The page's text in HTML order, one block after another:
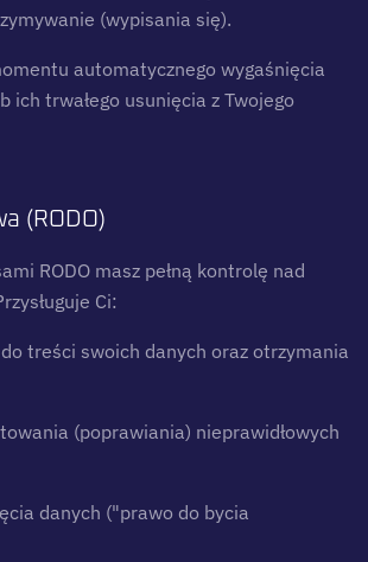
(wypisania się).
automatycznego wygaśnięcia
ich trwałego usunięcia z Twojego
(RODO)
RODO masz pełną kontrolę nad
Ci:
treści swoich danych oraz otrzymania
(poprawiania) nieprawidłowych
danych ("prawo do bycia